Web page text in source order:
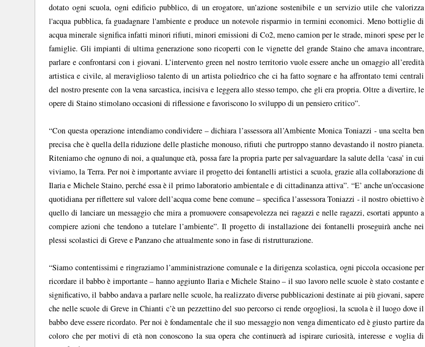
dotato ogni scuola, ogni edificio pubblico, di un erogatore, un’azione sostenibile e un servizio utile che valorizza
l'acqua pubblica, fa guadagnare l'ambiente e produce un notevole risparmio in termini economici. Meno bottiglie di
acqua minerale significa infatti minori rifiuti, minori emissioni di Co2, meno camion per le strade, minori spese per le
famiglie. Gli impianti di ultima generazione sono ricoperti con le vignette del grande Staino che amava incontrare,
parlare e confrontarsi con i giovani. L’intervento green nel nostro territorio vuole essere anche un omaggio all’eredità
artistica e civile, al meraviglioso talento di un artista poliedrico che ci ha fatto sognare e ha affrontato temi centrali
del nostro presente con la vena sarcastica, incisiva e leggera allo stesso tempo, che gli era propria. Oltre a divertire, le
opere di Staino stimolano occasioni di riflessione e favoriscono lo sviluppo di un pensiero critico”.
“Con questa operazione intendiamo condividere – dichiara l’assessora all’Ambiente Monica Toniazzi - una scelta ben
precisa che è quella della riduzione delle plastiche monouso, rifiuti che purtroppo stanno devastando il nostro pianeta.
Riteniamo che ognuno di noi, a qualunque età, possa fare la propria parte per salvaguardare la salute della ‘casa’ in cui
viviamo, la Terra. Per noi è importante avviare il progetto dei fontanelli artistici a scuola, grazie alla collaborazione di
Ilaria e Michele Staino, perché essa è il primo laboratorio ambientale e di cittadinanza attiva”. “E’ anche un’occasione
quotidiana per riflettere sul valore dell’acqua come bene comune – specifica l’assessora Toniazzi - il nostro obiettivo è
quello di lanciare un messaggio che mira a promuovere consapevolezza nei ragazzi e nelle ragazzi, esortati appunto a
compiere azioni che tendono a tutelare l’ambiente”. Il progetto di installazione dei fontanelli proseguirà anche nei
plessi scolastici di Greve e Panzano che attualmente sono in fase di ristrutturazione.
“Siamo contentissimi e ringraziamo l’amministrazione comunale e la dirigenza scolastica, ogni piccola occasione per
ricordare il babbo è importante – hanno aggiunto Ilaria e Michele Staino – il suo lavoro nelle scuole è stato costante e
significativo, il babbo andava a parlare nelle scuole, ha realizzato diverse pubblicazioni destinate ai più giovani, sapere
che nelle scuole di Greve in Chianti c’è un pezzettino del suo percorso ci rende orgogliosi, la scuola è il luogo dove il
babbo deve essere ricordato. Per noi è fondamentale che il suo messaggio non venga dimenticato ed è giusto partire da
coloro che per motivi di età non conoscono la sua opera che continuerà ad ispirare curiosità, interesse e voglia di